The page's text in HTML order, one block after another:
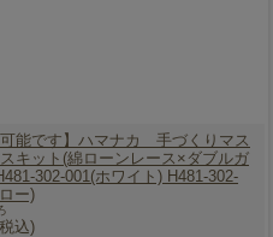
能です】 ハマナカ 手づくりマス
キット(綿ローンレース×ダブルガ
302-001(ホワイト) H481-302-
ー)
込)